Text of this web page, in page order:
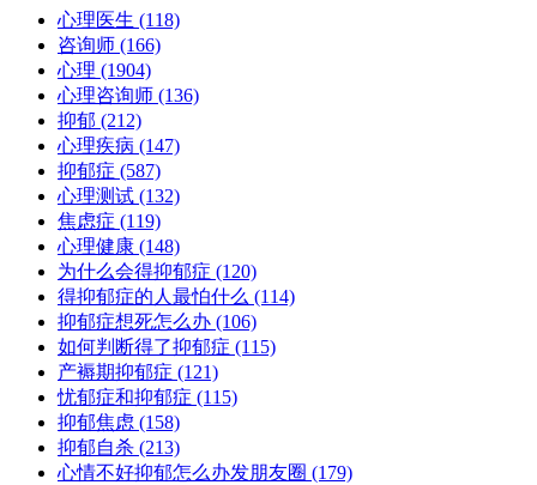
心理医生 (118)
咨询师 (166)
心理 (1904)
心理咨询师 (136)
抑郁 (212)
心理疾病 (147)
抑郁症 (587)
心理测试 (132)
焦虑症 (119)
心理健康 (148)
为什么会得抑郁症 (120)
得抑郁症的人最怕什么 (114)
抑郁症想死怎么办 (106)
如何判断得了抑郁症 (115)
产褥期抑郁症 (121)
忧郁症和抑郁症 (115)
抑郁焦虑 (158)
抑郁自杀 (213)
心情不好抑郁怎么办发朋友圈 (179)